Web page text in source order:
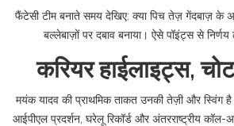
फैंटेसी टीम बनाते समय देखिए: क्या पिच तेज़ गेंदबाज़
बल्लेबाज़ों पर दबाव बनाया। ऐसे पॉइंट्स से
करियर हाईलाइट्स,
मयंक यादव की प्राथमिक ताकत उनकी तेज़ी और स्विंग
आईपीएल प्रदर्शन, घरेलू रिकॉर्ड और अंतरराष्ट्रीय